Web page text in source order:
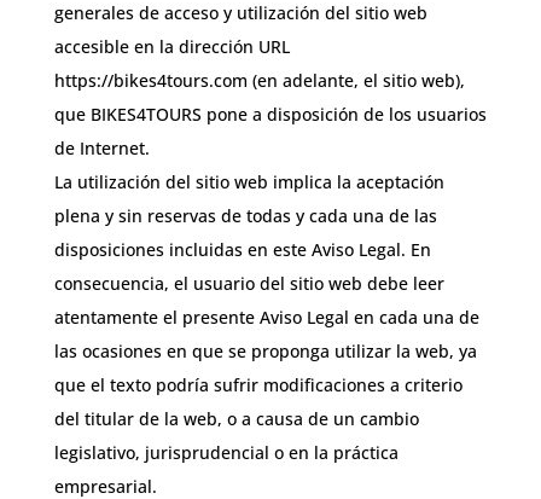
generales de acceso y utilización del sitio web
accesible en la dirección URL
https://bikes4tours.com (en adelante, el sitio web),
que BIKES4TOURS pone a disposición de los usuarios
de Internet.
La utilización del sitio web implica la aceptación
plena y sin reservas de todas y cada una de las
disposiciones incluidas en este Aviso Legal. En
consecuencia, el usuario del sitio web debe leer
atentamente el presente Aviso Legal en cada una de
las ocasiones en que se proponga utilizar la web, ya
que el texto podría sufrir modificaciones a criterio
del titular de la web, o a causa de un cambio
legislativo, jurisprudencial o en la práctica
empresarial.